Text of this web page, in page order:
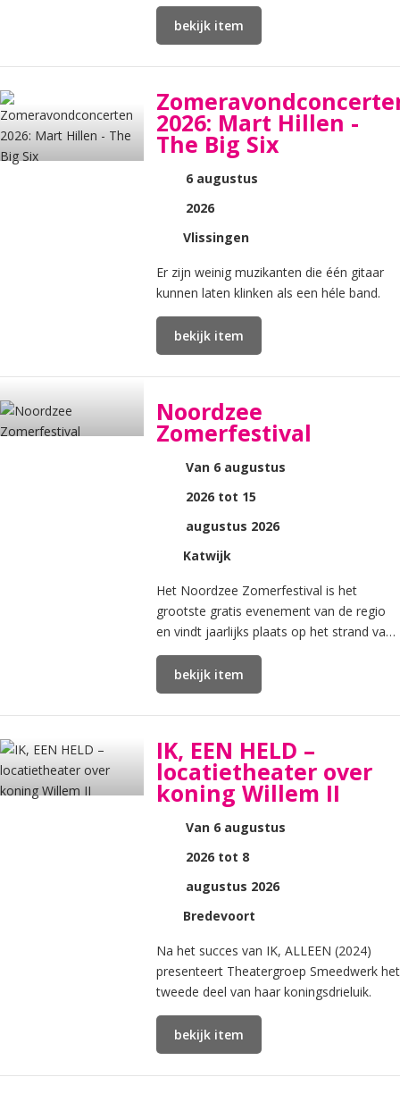
bekijk item
2026: Mart Hillen -
The Big Six
6 augustus
2026
Vlissingen
Er zijn weinig muzikanten die één gitaar
kunnen laten klinken als een héle band.
bekijk item
Noordzee
Zomerfestival
Van 6 augustus
2026 tot 15
augustus 2026
Katwijk
Het Noordzee Zomerfestival is het
grootste gratis evenement van de regio
en vindt jaarlijks plaats op het strand van
Katwijk aan Zee.
bekijk item
IK, EEN HELD –
locatietheater over
koning Willem II
Van 6 augustus
2026 tot 8
augustus 2026
Bredevoort
Na het succes van IK, ALLEEN (2024)
presenteert Theatergroep Smeedwerk het
tweede deel van haar koningsdrieluik.
bekijk item